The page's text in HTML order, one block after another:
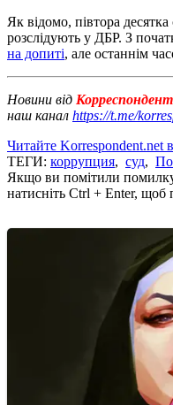
Як відомо, півтора
розслідують у ДБР. З
на допиті, але останнім
Новини від
наш канал https://t.me/
Читайте Korrespondent.net
ТЕГИ: коррупция, суд,
Якщо ви помітили помилку,
натисніть Ctrl + Enter, щоб